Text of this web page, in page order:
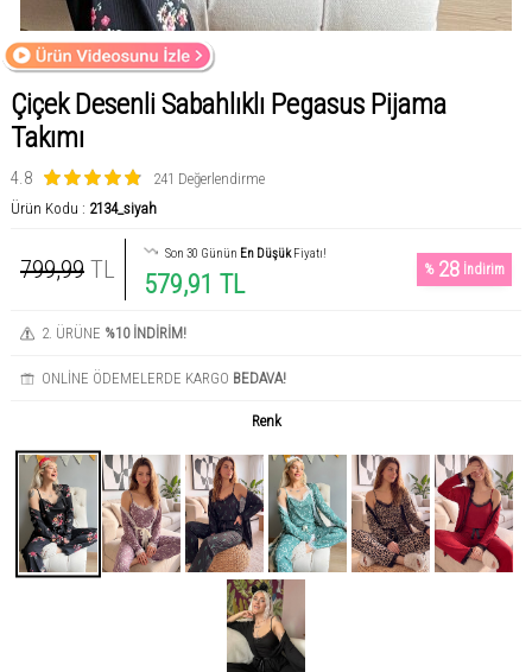
Çiçek Desenli Sabahlıklı Pegasus Pijama
Takımı
4.8
241 Değerlendirme
Ürün Kodu : 2134_siyah
799,99 TL
Son 30 Günün En DüşükFiyatı!
579,91 TL %28 İndirim
2. ÜRÜNE %10 İNDİRİM!
ONLİNE ÖDEMELERDE KARGO BEDAVA!
Renk